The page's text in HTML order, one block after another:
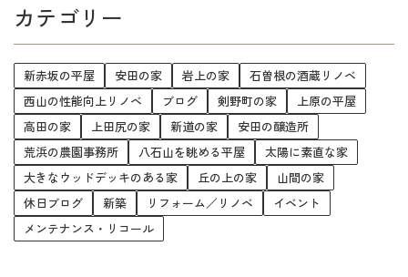
カテゴリー
新赤坂の平屋 安田の家 岩上の家
石曽根の酒蔵リノベ
西山の性能向上リノベ
ブログ 剣野町の家
上原の平屋
高田の家
上田尻の家 新道の家
安田の醸造所
荒浜の農園事務所
八石山を眺める平屋
太陽に素直な家
大きなウッドデッキのある家
丘の上の家
山間の家
休日ブログ
新築 リフォーム／リノベ
イベント
メンテナンス・リコール